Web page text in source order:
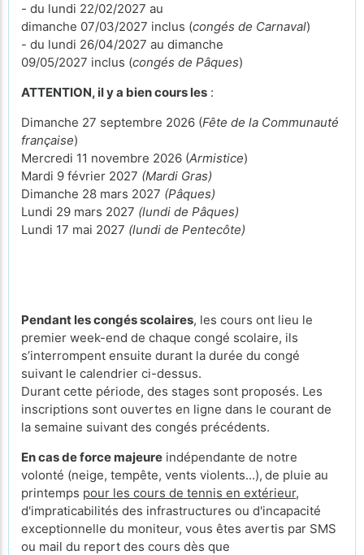
- du lundi 22/02/2027 au
dimanche 07/03/2027 inclus (congés de Carnaval)
- du lundi 26/04/2027 au dimanche
09/05/2027 inclus (congés de Pâques)
ATTENTION, il y a bien cours les :
Dimanche 27 septembre 2026 (Fête de la Communauté
française)
Mercredi 11 novembre 2026 (Armistice)
Mardi 9 février 2027 (Mardi Gras)
Dimanche 28 mars 2027 (Pâques)
Lundi 29 mars 2027 (lundi de Pâques)
Lundi 17 mai 2027 (lundi de Pentecôte)
Pendant les congés scolaires, les cours ont lieu le
premier week-end de chaque congé scolaire, ils
s’interrompent ensuite durant la durée du congé
suivant le calendrier ci-dessus.
Durant cette période, des stages sont proposés. Les
inscriptions sont ouvertes en ligne dans le courant de
la semaine suivant des congés précédents.
En cas de force majeure indépendante de notre
volonté (neige, tempête, vents violents...), de pluie au
printemps pour les cours de tennis en extérieur,
d'impraticabilités des infrastructures ou d'incapacité
exceptionnelle du moniteur, vous êtes avertis par SMS
ou mail du report des cours dès que